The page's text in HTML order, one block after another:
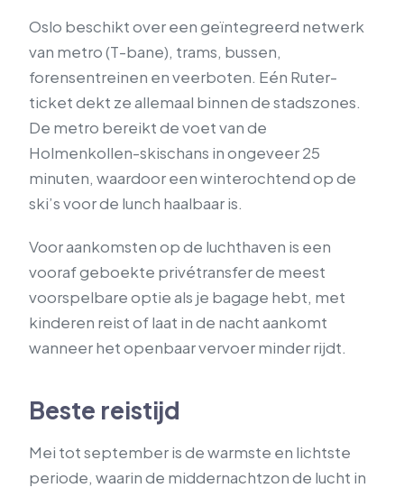
Oslo beschikt over een geïntegreerd netwerk
van metro (T-bane), trams, bussen,
forensentreinen en veerboten. Eén Ruter-
ticket dekt ze allemaal binnen de stadszones.
De metro bereikt de voet van de
Holmenkollen-skischans in ongeveer 25
minuten, waardoor een winterochtend op de
ski’s voor de lunch haalbaar is.
Voor aankomsten op de luchthaven is een
vooraf geboekte privétransfer de meest
voorspelbare optie als je bagage hebt, met
kinderen reist of laat in de nacht aankomt
wanneer het openbaar vervoer minder rijdt.
Beste reistijd
Mei tot september is de warmste en lichtste
periode, waarin de middernachtzon de lucht in